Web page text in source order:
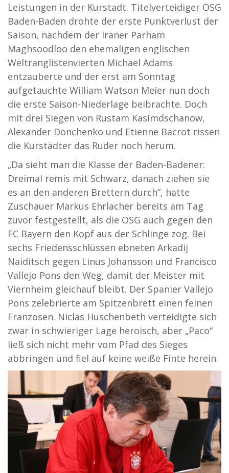
Leistungen in der Kurstadt. Titelverteidiger OSG
Baden-Baden drohte der erste Punktverlust der
Saison, nachdem der Iraner Parham
Maghsoodloo den ehemaligen englischen
Weltranglistenvierten Michael Adams
entzauberte und der erst am Sonntag
aufgetauchte William Watson Meier nun doch
die erste Saison-Niederlage beibrachte. Doch
mit drei Siegen von Rustam Kasimdschanow,
Alexander Donchenko und Etienne Bacrot rissen
die Kurstädter das Ruder noch herum.
„Da sieht man die Klasse der Baden-Badener:
Dreimal remis mit Schwarz, danach ziehen sie
es an den anderen Brettern durch“, hatte
Zuschauer Markus Ehrlacher bereits am Tag
zuvor festgestellt, als die OSG auch gegen den
FC Bayern den Kopf aus der Schlinge zog. Bei
sechs Friedensschlüssen ebneten Arkadij
Naiditsch gegen Linus Johansson und Francisco
Vallejo Pons den Weg, damit der Meister mit
Viernheim gleichauf bleibt. Der Spanier Vallejo
Pons zelebrierte am Spitzenbrett einen feinen
Franzosen. Niclas Huschenbeth verteidigte sich
zwar in schwieriger Lage heroisch, aber „Paco“
ließ sich nicht mehr vom Pfad des Sieges
abbringen und fiel auf keine weiße Finte herein.